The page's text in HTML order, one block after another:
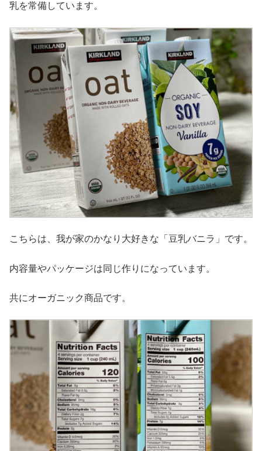
乳を常備しています。
こちらは、我が家のかなり大好きな「豆乳バニラ」です。
内容量やパッケージは同じ作りになっています。
共にオーガニック商品です。